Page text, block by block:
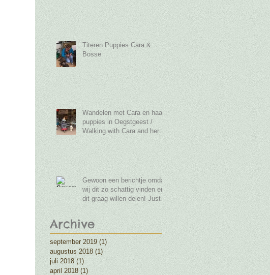
Puppies at the
Montessorischool Oegst
Titeren Puppies Cara &
Bosse
Wandelen met Cara en haar
puppies in Oegstgeest /
Walking with Cara and her
puppies in Oegstgeest
Gewoon een berichtje omdat
wij dit zo schattig vinden en
dit graag willen delen! Just a
post because
Archive
september 2019 (1)
augustus 2018 (1) 1 post
juli 2018 (1)1 post
april 2018 (1)1 post